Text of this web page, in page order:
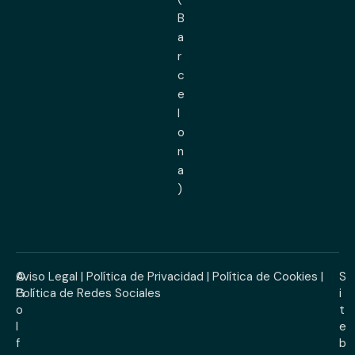
B
a
r
c
e
l
o
n
a
)
©
G
o
l
f
Aviso Legal | Política de Privacidad | Política de Cookies |
Política de Redes Sociales
S
i
t
e
b